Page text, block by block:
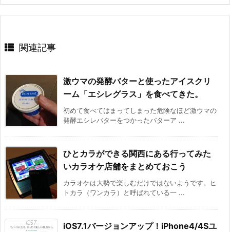
関連記事
激ウマの発酵バターと使ったアイスクリ
ーム「エシレグラス」を食べてきた。
初めて食べてはまってしまった危険なほど激ウマの
発酵エシレバターをつかったバターア ...
ひとカラができる関西にある行ってみた
いカラオケ店舗をまとめておこう
カラオケは大勢で楽しむだけではないようです。ヒ
トカラ（ワンカラ）と呼ばれている一 ...
iOS7.1バージョンアップ！iPhone4/4Sユ